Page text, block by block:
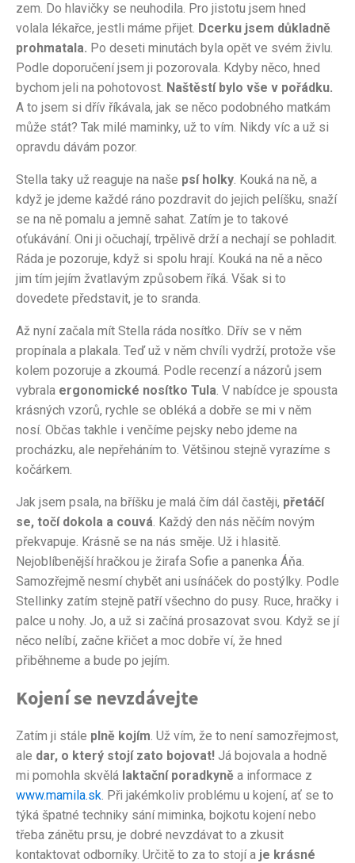
zem. Do hlavičky se neuhodila. Pro jistotu jsem hned
volala lékařce, jestli máme přijet. Dcerku jsem důkladně
prohmatala. Po deseti minutách byla opět ve svém živlu.
Podle doporučení jsem ji pozorovala. Kdyby něco, hned
bychom jeli na pohotovost. Naštěstí bylo vše v pořádku.
A to jsem si dřív říkávala, jak se něco podobného matkám
může stát? Tak milé maminky, už to vím. Nikdy víc a už si
opravdu dávám pozor.
Stella taky už reaguje na naše psí holky. Kouká na ně, a
když je jdeme každé ráno pozdravit do jejich pelíšku, snaží
se na ně pomalu a jemně sahat. Zatím je to takové
oťukávání. Oni ji očuchají, trpělivě drží a nechají se pohladit.
Ráda je pozoruje, když si spolu hrají. Kouká na ně a něco
jim tím jejím žvatlavým způsobem říká. Však si to
dovedete představit, je to sranda.
Až nyní začala mít Stella ráda nosítko. Dřív se v něm
propínala a plakala. Teď už v něm chvíli vydrží, protože vše
kolem pozoruje a zkoumá. Podle recenzí a názorů jsem
vybrala ergonomické nosítko Tula. V nabídce je spousta
krásných vzorů, rychle se obléká a dobře se mi v něm
nosí. Občas takhle i venčíme pejsky nebo jdeme na
procházku, ale nepřeháním to. Většinou stejně vyrazíme s
kočárkem.
Jak jsem psala, na bříšku je malá čím dál častěji, přetáčí
se, točí dokola a couvá. Každý den nás něčím novým
překvapuje. Krásně se na nás směje. Už i hlasitě.
Nejoblíbenější hračkou je žirafa Sofie a panenka Áňa.
Samozřejmě nesmí chybět ani usínáček do postýlky. Podle
Stellinky zatím stejně patří všechno do pusy. Ruce, hračky i
palce u nohy. Jo, a už si začíná prosazovat svou. Když se jí
něco nelíbí, začne křičet a moc dobře ví, že hned
přiběhneme a bude po jejím.
Kojení se nevzdávejte
Zatím ji stále plně kojím. Už vím, že to není samozřejmost,
ale dar, o který stojí zato bojovat! Já bojovala a hodně
mi pomohla skvělá laktační poradkyně a informace z
www.mamila.sk. Při jakémkoliv problému u kojení, ať se to
týká špatné techniky sání miminka, bojkotu kojení nebo
třeba zánětu prsu, je dobré nevzdávat to a zkusit
kontaktovat odborníky. Určitě to za to stojí a je krásné